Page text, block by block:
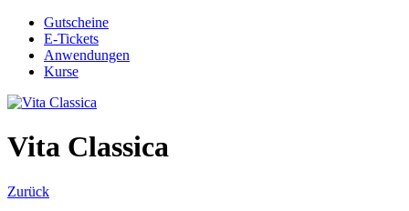
Gutscheine
E-Tickets
Anwendungen
Kurse
Vita Classica
Zurück